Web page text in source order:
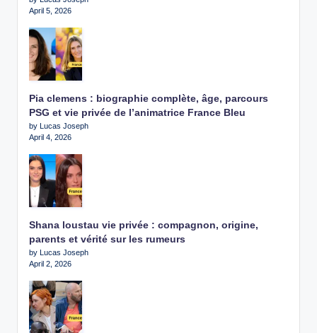
April 5, 2026
Pia clemens : biographie complète, âge, parcours
PSG et vie privée de l’animatrice France Bleu
by Lucas Joseph
April 4, 2026
Shana loustau vie privée : compagnon, origine,
parents et vérité sur les rumeurs
by Lucas Joseph
April 2, 2026